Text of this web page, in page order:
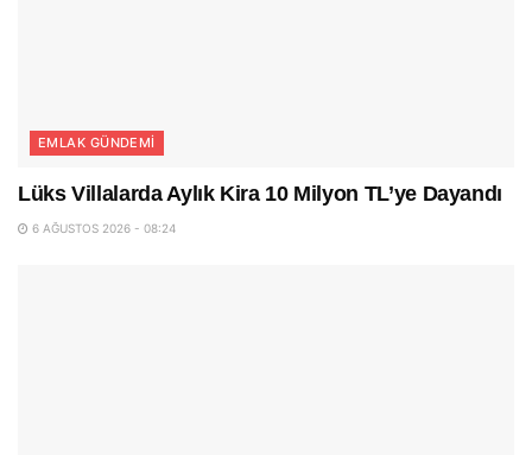
EMLAK GÜNDEMI
Lüks Villalarda Aylık Kira 10 Milyon TL’ye Dayandı
6 AĞUSTOS 2026 - 08:24